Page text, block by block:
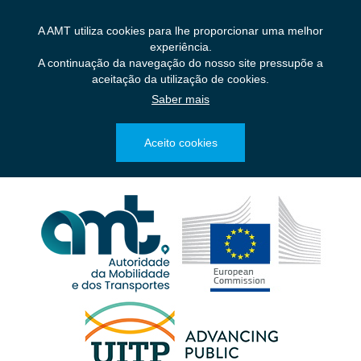
A AMT utiliza cookies para lhe proporcionar uma melhor
experiência.
A continuação da navegação do nosso site pressupõe a
aceitação da utilização de cookies.
Saber mais
Aceito cookies